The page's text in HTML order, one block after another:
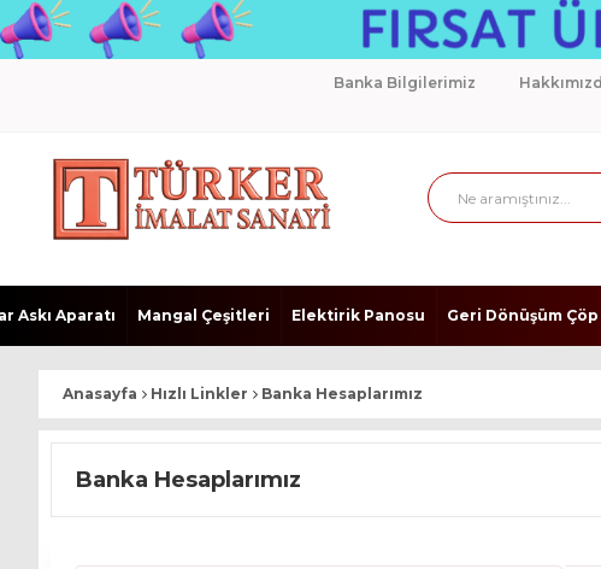
Banka Bilgilerimiz
Askı Aparatı Mangal Çeşitleri Elektirik Panosu Geri Dönüşüm
Anasayfa Hızlı Linkler Banka Hesaplarımız
Banka Hesaplarımız